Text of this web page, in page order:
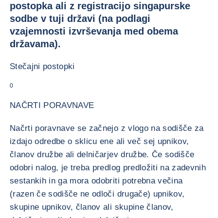
postopka ali z registracijo singapurske
sodbe v tuji državi (na podlagi
vzajemnosti izvrševanja med obema
državama).
Stečajni postopki
0
NAČRTI PORAVNAVE
Načrti poravnave se začnejo z vlogo na sodišče za
izdajo odredbe o sklicu ene ali več sej upnikov,
članov družbe ali delničarjev družbe. Če sodišče
odobri nalog, je treba predlog predložiti na zadevnih
sestankih in ga mora odobriti potrebna večina
(razen če sodišče ne odloči drugače) upnikov,
skupine upnikov, članov ali skupine članov,